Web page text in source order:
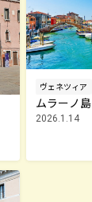
ヴェネツィア
ムラーノ島
2026.1.14